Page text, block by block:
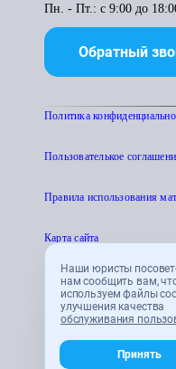
Наши юристы
нам сообщить вам,
используем файлы
улучшения качества
обслуживания
Принять
Пн. - Пт.: с 9:00 до
Обратный
Политика
Пользователькое
Правила использования
Карта сайта
© 1995 - 2026 «ЦЕНТР
CENTRATTEK.RU